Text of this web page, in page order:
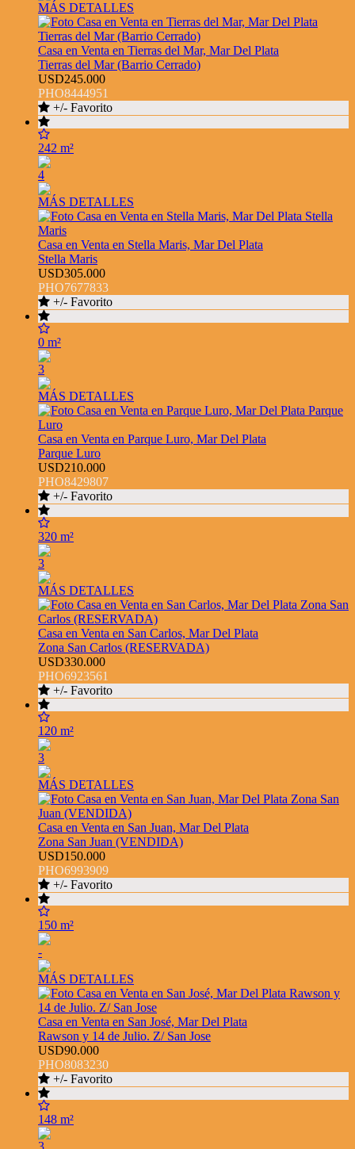
MÁS DETALLES
Casa en Venta en Tierras del Mar, Mar Del Plata
Tierras del Mar (Barrio Cerrado)
USD245.000
PHO8444951
+/- Favorito
242 m²
4
MÁS DETALLES
Casa en Venta en Stella Maris, Mar Del Plata
Stella Maris
USD305.000
PHO7677833
+/- Favorito
0 m²
3
MÁS DETALLES
Casa en Venta en Parque Luro, Mar Del Plata
Parque Luro
USD210.000
PHO8429807
+/- Favorito
320 m²
3
MÁS DETALLES
Casa en Venta en San Carlos, Mar Del Plata
Zona San Carlos (RESERVADA)
USD330.000
PHO6923561
+/- Favorito
120 m²
3
MÁS DETALLES
Casa en Venta en San Juan, Mar Del Plata
Zona San Juan (VENDIDA)
USD150.000
PHO6993909
+/- Favorito
150 m²
-
MÁS DETALLES
Casa en Venta en San José, Mar Del Plata
Rawson y 14 de Julio. Z/ San Jose
USD90.000
PHO8083230
+/- Favorito
148 m²
3